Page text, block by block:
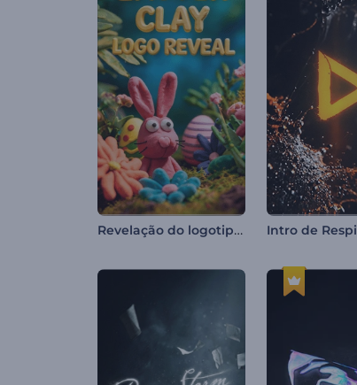
Revelação do logotipo de Páscoa em argila